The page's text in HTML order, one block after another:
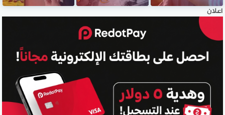
اعلان